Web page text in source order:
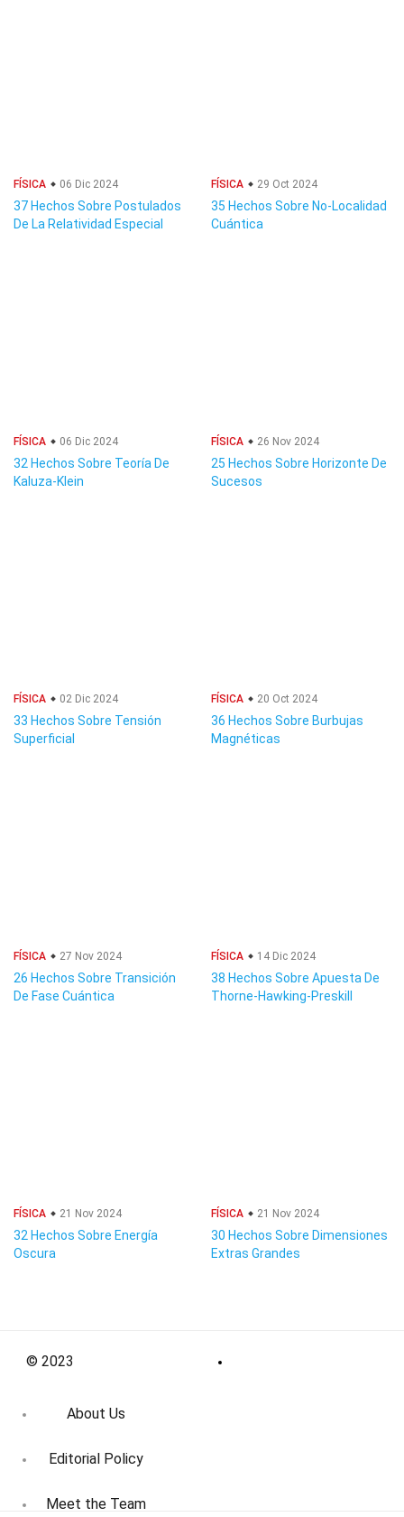
FÍSICA 06 Dic 2024
37 Hechos Sobre Postulados
De La Relatividad Especial
FÍSICA 29 Oct 2024
35 Hechos Sobre No-Localidad
Cuántica
FÍSICA 06 Dic 2024
32 Hechos Sobre Teoría De
Kaluza-Klein
FÍSICA 26 Nov 2024
25 Hechos Sobre Horizonte De
Sucesos
FÍSICA 02 Dic 2024
33 Hechos Sobre Tensión
Superficial
FÍSICA 20 Oct 2024
36 Hechos Sobre Burbujas
Magnéticas
FÍSICA 27 Nov 2024
26 Hechos Sobre Transición
De Fase Cuántica
FÍSICA 14 Dic 2024
38 Hechos Sobre Apuesta De
Thorne-Hawking-Preskill
FÍSICA 21 Nov 2024
32 Hechos Sobre Energía
Oscura
FÍSICA 21 Nov 2024
30 Hechos Sobre Dimensiones
Extras Grandes
© 2023
About Us
Editorial Policy
Meet the Team